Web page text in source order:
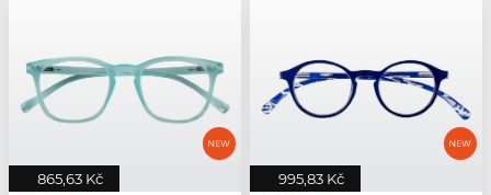
865,63 Kč 995,83 Kč